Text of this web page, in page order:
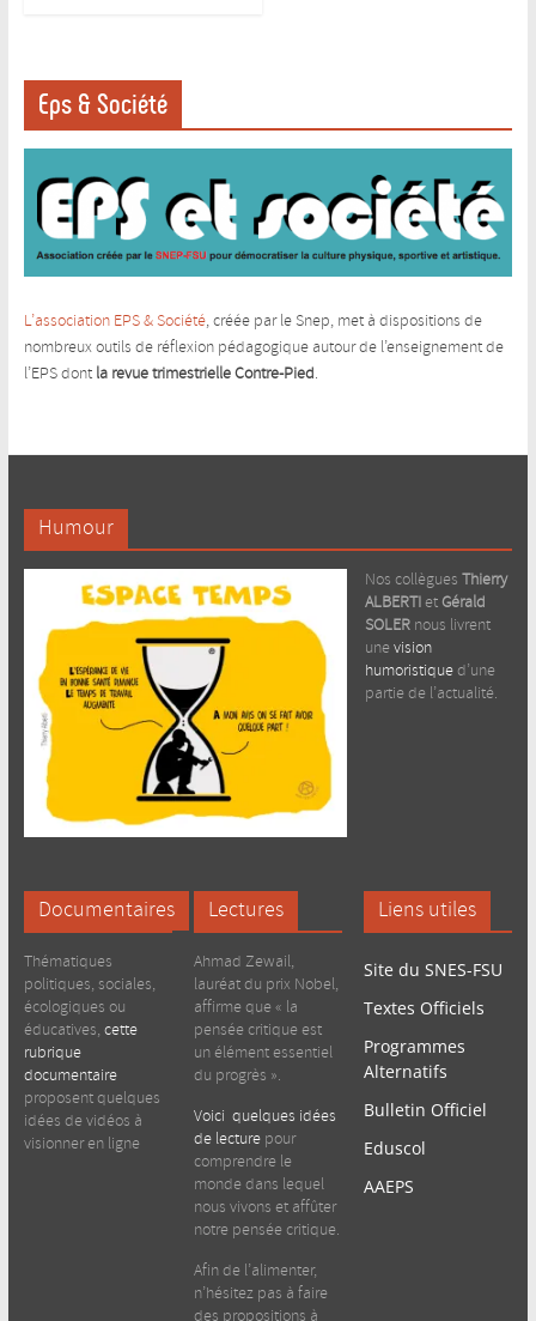
Eps & Société
L’association EPS & Société, créée par le Snep, met à dispositions de
nombreux outils de réflexion pédagogique autour de l’enseignement de
l’EPS dont la revue trimestrielle Contre-Pied.
Humour
Nos collègues Thierry
ALBERTIet Gérald
SOLER nous livrent
une vision
humoristiqued’une
partie de l’actualité.
Documentaires
Thématiques
politiques, sociales,
écologiques ou
éducatives, cette
rubrique
documentaire
proposent quelques
idées de vidéos à
visionner en ligne
Lectures
Ahmad Zewail,
lauréat du prix Nobel,
affirme que « la
pensée critique est
un élément essentiel
du progrès ».
Voici quelques idées
de lecture pour
comprendre le
monde dans lequel
nous vivons et affûter
notre pensée critique.
Afin de l’alimenter,
n’hésitez pas à faire
Liens utiles
Site du SNES-FSU
Textes Officiels
Programmes
Alternatifs
Bulletin Officiel
Eduscol
AAEPS